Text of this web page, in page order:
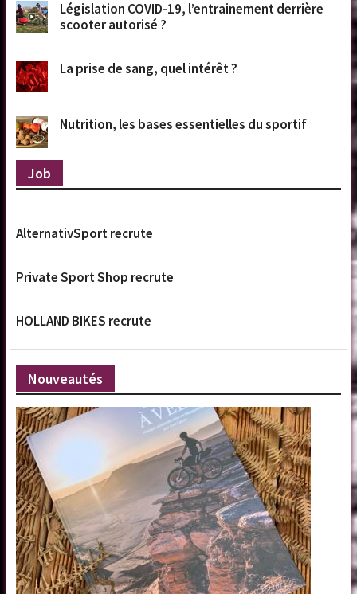
Législation COVID-19, l’entrainement derrière
scooter autorisé ?
La prise de sang, quel intérêt ?
Nutrition, les bases essentielles du sportif
Job
AlternativSport recrute
Private Sport Shop recrute
HOLLAND BIKES recrute
Nouveautés